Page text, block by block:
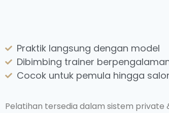
Praktik langsung dengan model
Dibimbing trainer
Cocok untuk pemula hingga
Pelatihan tersedia dalam sistem private